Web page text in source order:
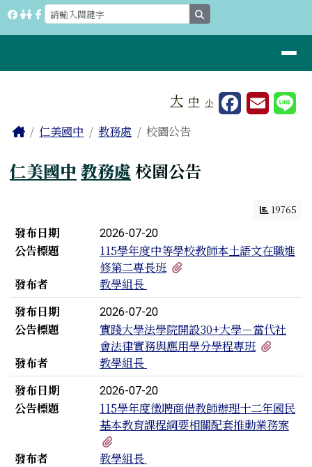
跳至主內容區
桃園市立仁美國中
⏸
大 中 小
主內容區域
Home
仁美國中 教務處 校園公告
仁美國中 教務處 校園公告
19765
新聞列表
發布日期 2026-07-20
公告標題
115學年度中等學校教師本土語文在職進
修第二專長班
發布者
教學組長
發布日期
2026-07-20
公告標題
實踐大學法學院開設30+大學－當代社
會法律實務與應用學分學程專班
發布者
教學組長
發布日期
2026-07-20
公告標題
115學年度徵聘商借教師辦理十二年國民
基本教育課程綱要相關配套推動業務案
發布者
教學組長
頁尾區域